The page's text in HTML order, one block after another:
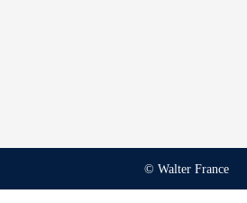
© Walter France